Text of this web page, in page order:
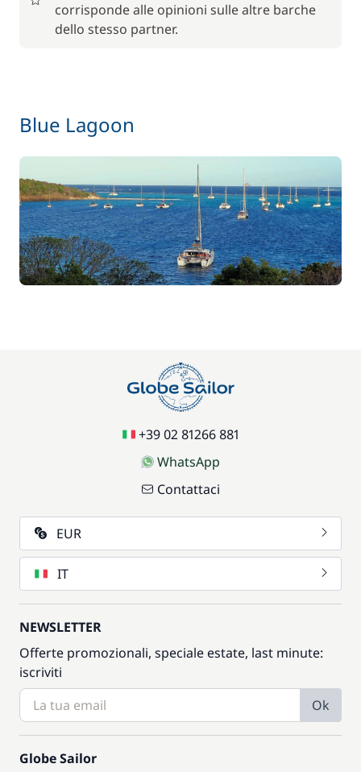
corrisponde alle opinioni sulle altre barche
dello stesso partner.
Blue Lagoon
+39 02 81266 881
WhatsApp
Contattaci
EUR
IT
NEWSLETTER
Offerte promozionali, speciale estate, last minute:
iscriviti
Ok
Globe Sailor